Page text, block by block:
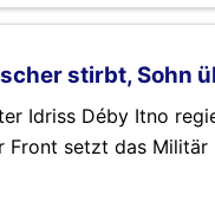
stirbt, Sohn
Idriss Déby Itno
Front setzt das